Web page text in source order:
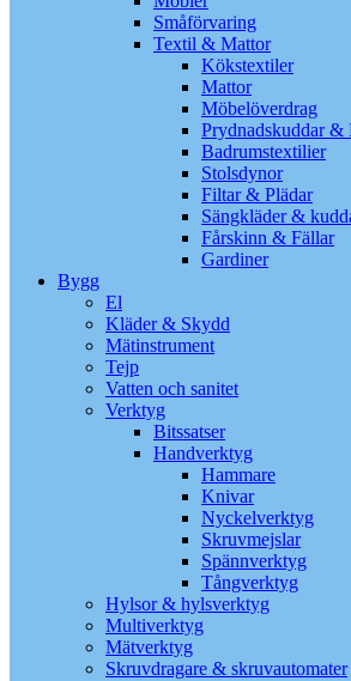
Småförvaring
Textil & Mattor
Kökstextiler
Mattor
Möbelöverdrag
Prydnadskuddar &
Badrumstextilier
Stolsdynor
Filtar & Plädar
Sängkläder &
Fårskinn & Fällar
Gardiner
Bygg
El
Kläder & Skydd
Mätinstrument
Tejp
Vatten och sanitet
Verktyg
Bitssatser
Handverktyg
Hammare
Knivar
Nyckelverktyg
Skruvmejslar
Spännverktyg
Tångverktyg
Hylsor & hylsverktyg
Multiverktyg
Mätverktyg
Skruvdragare & skruvautomater